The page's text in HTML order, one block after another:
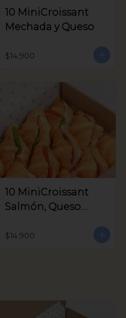
10 MiniCroissant
Mechada y Queso
$14.900
10 MiniCroissant
Salmón, Queso
$14.900